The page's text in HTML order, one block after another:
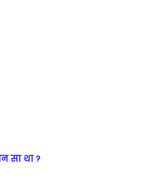
सा था ?